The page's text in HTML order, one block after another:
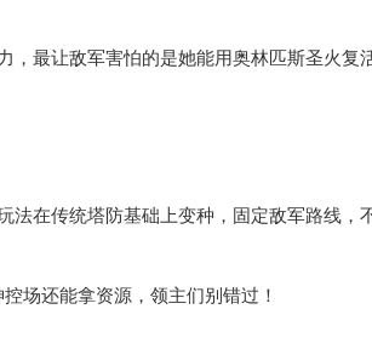
最让敌军害怕的是她能用奥林匹斯圣火
在传统塔防基础上变种，固定敌军路线
场还能拿资源，领主们别错过！